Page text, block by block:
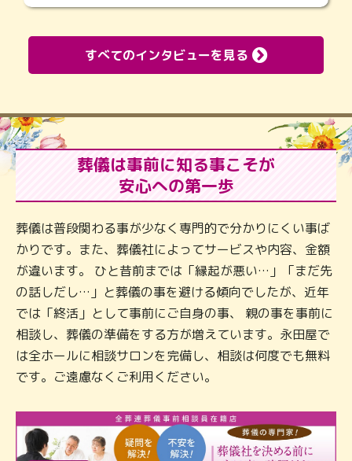
すべてのインタビューを見る
葬儀は事前に知る事こそが
安心への第一歩
葬儀は普段関わる事が少なく専門的で分かりにくい事ば
かりです。また、葬儀社によってサービスや内容、金額
が違います。 ひと昔前までは「縁起が悪い…」「まだ先
の話しだし…」と葬儀の事を避ける傾向でしたが、近年
では「終活」として事前にご自身の事、 親の事を事前に
相談し、葬儀の準備をする方が増えています。永田屋で
は全ホールに相談サロンを完備し、相談は何度でも無料
です。ご遠慮なくご利用ください。